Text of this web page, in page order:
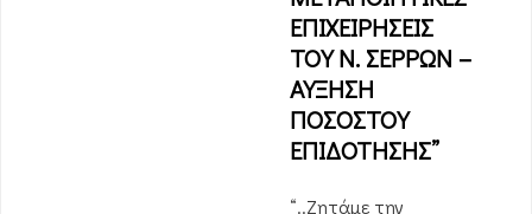
ΕΠΙΧΕΙΡΗΣΕΙΣ
ΤΟΥ Ν. ΣΕΡΡΩΝ –
ΑΥΞΗΣΗ
ΠΟΣΟΣΤΟΥ
ΕΠΙΔΟΤΗΣΗΣ”
“..Ζητάμε την